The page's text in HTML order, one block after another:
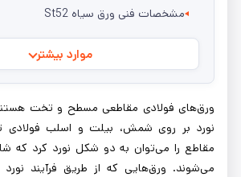
مشخصات فنی ورق سیاه St52
موارد بیشتر
ورق‌های فولادی مقاطعی مسطح و تخت هستند
نورد بر روی شمش، بیلت و اسلب فولادی
مقاطع را می‌توان به دو شکل نورد کرد که
می‌شوند. ورق‌هایی که از طریق فرآیند